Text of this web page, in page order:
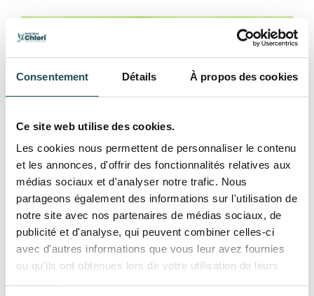
Consentement Détails À propos des cookies
Ce site web utilise des cookies.
Les cookies nous permettent de personnaliser le contenu
et les annonces, d'offrir des fonctionnalités relatives aux
médias sociaux et d'analyser notre trafic. Nous
partageons également des informations sur l'utilisation de
notre site avec nos partenaires de médias sociaux, de
publicité et d'analyse, qui peuvent combiner celles-ci
avec d'autres informations que vous leur avez fournies
ou qu'ils ont obtenues lors de votre utilisation de leurs
Livraisons sous 21 jours
Déjà consulté